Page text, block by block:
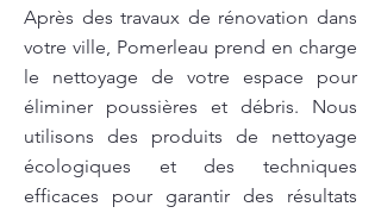
Après des travaux de rénovation dans
votre ville, Pomerleau prend en charge
le nettoyage de votre espace pour
éliminer poussières et débris. Nous
utilisons des produits de nettoyage
écologiques et des techniques
efficaces pour garantir des résultats